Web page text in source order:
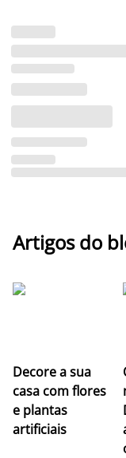
Artigos do
Decore a sua
casa com flores
e plantas
artificiais